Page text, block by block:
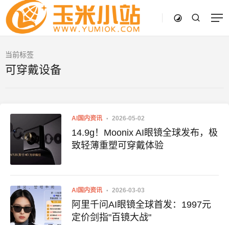
当前标签
可穿戴设备
AI国内资讯 2026-05-02
14.9g！Moonix AI眼镜全球发布，极
致轻薄重塑可穿戴体验
AI国内资讯 2026-03-03
阿里千问AI眼镜全球首发：1997元
定价剑指"百镜大战"